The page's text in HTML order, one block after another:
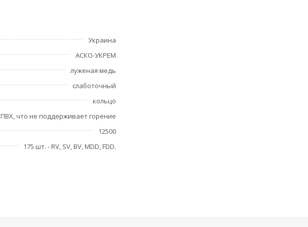
Украина
АСКО-УКРЕМ
луженая медь
слаботочный
кольцо
ПВХ, что не поддерживает горение
12500
175 шт. - RV, SV, BV, MDD, FDD.